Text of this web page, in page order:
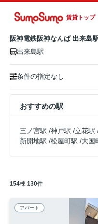
賃貸トップ
阪神電鉄阪神なんば 出来島
出来島駅
条件の指定なし
おすすめの駅
三ノ宮駅 /神戸駅 /立花駅
新開地駅 /松屋町駅 /大国
154棟 130件
アパート